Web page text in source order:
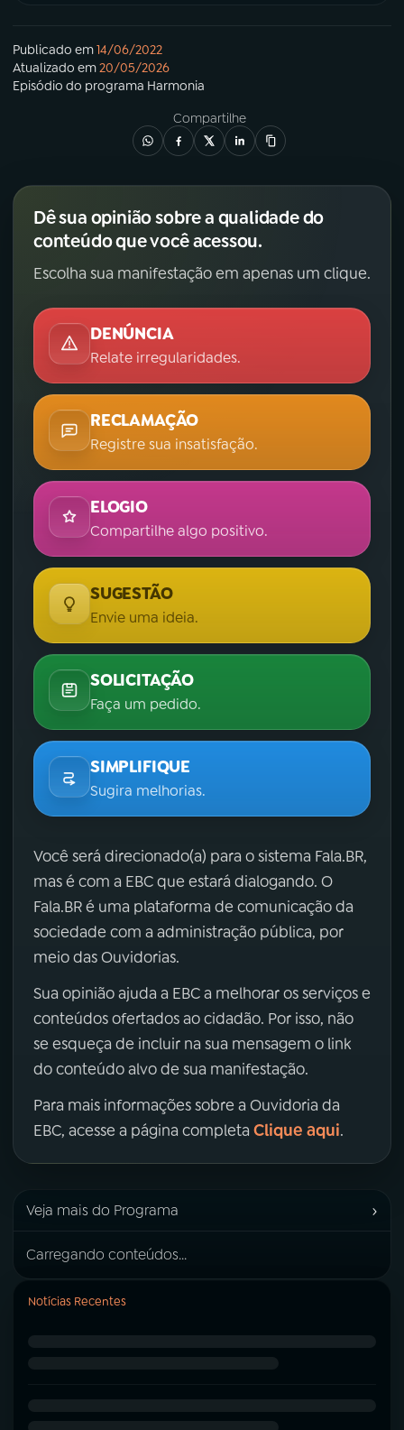
Publicado em14/06/2022
Atualizado em20/05/2026
Episódio do programa Harmonia
Compartilhe
Dê sua opinião sobre a qualidade do
conteúdo que você acessou.
Escolha sua manifestação em apenas um clique.
DENÚNCIA
Relate irregularidades.
RECLAMAÇÃO
Registre sua insatisfação.
ELOGIO
Compartilhe algo positivo.
SUGESTÃO
Envie uma ideia.
SOLICITAÇÃO
Faça um pedido.
SIMPLIFIQUE
Sugira melhorias.
Você será direcionado(a) para o sistema Fala.BR,
mas é com a EBC que estará dialogando. O
Fala.BR é uma plataforma de comunicação da
sociedade com a administração pública, por
meio das Ouvidorias.
Sua opinião ajuda a EBC a melhorar os serviços e
conteúdos ofertados ao cidadão. Por isso, não
se esqueça de incluir na sua mensagem o link
do conteúdo alvo de sua manifestação.
Para mais informações sobre a Ouvidoria da
EBC, acesse a página completa Clique aqui.
Veja mais do Programa ›
Carregando conteúdos...
Notícias Recentes